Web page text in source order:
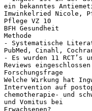
ein bekanntes
Imwinkelried Nicole,
Pflege VZ 10
BFH Gesundheit
Methode
- Systematische
PubMed, Cinahl,
- Es wurden 11 RCT’s
Reviews eingeschlossen
Forschungsfrage
Welche Wirkung hat
Intervention auf
chemotherapie- und
und Vomitus bei
Erwachsenen?